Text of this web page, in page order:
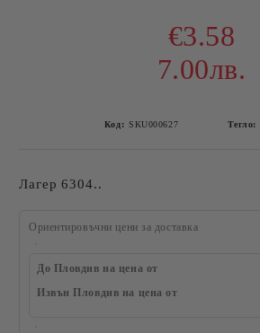
€3.58
7.00лв.
Код: SKU000627 Тегло:
Лагер 6304..
Ориентировъчни цени за доставка
До Пловдив на цена от
Извън Пловдив на цена от